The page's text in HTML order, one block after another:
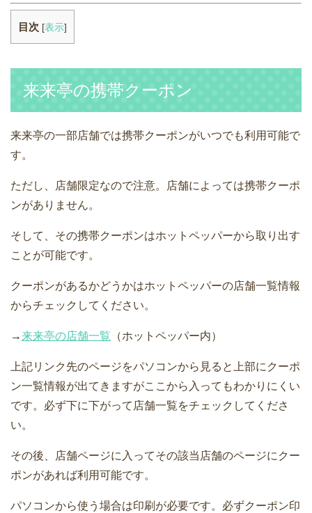
目次 [表示]
来来亭の携帯クーポン
来来亭の一部店舗では携帯クーポンがいつでも利用可能で
す。
ただし、店舗限定なので注意。店舗によっては携帯クーポ
ンがありません。
そして、その携帯クーポンはホットペッパーから取り出す
ことが可能です。
クーポンがあるかどうかはホットペッパーの店舗一覧情報
からチェックしてください。
→来来亭の店舗一覧 （ホットペッパー内）
上記リンク先のページをパソコンから見ると上部にクーポ
ン一覧情報が出てきますがここから入ってもわかりにくい
です。必ず下に下がって店舗一覧をチェックしてくださ
い。
その後、店舗ページに入ってその該当店舗のページにクー
ポンがあれば利用可能です。
パソコンから使う場合は印刷が必要です。必ずクーポン印